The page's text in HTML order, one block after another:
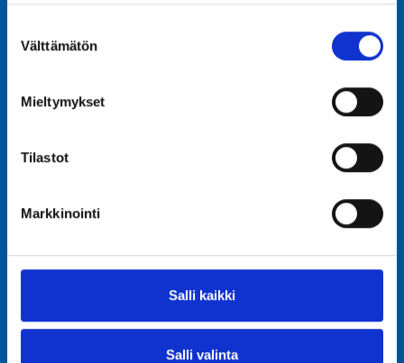
valinta
Välttämätön
Mieltymykset
Tilastot
Markkinointi
Salli kaikki
Salli valinta